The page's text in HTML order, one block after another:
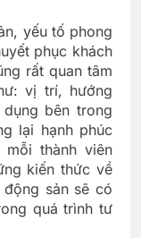
yếu tố phong
phục khách
rất quan tâm
vị trí, hướng
bên trong
lại hạnh phúc
thành viên
kiến thức về
sản sẽ có
quá trình tư